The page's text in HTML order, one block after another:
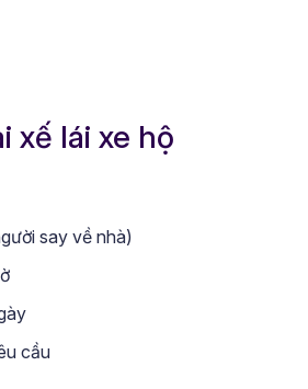
xế lái xe hộ
say về nhà)
cầu